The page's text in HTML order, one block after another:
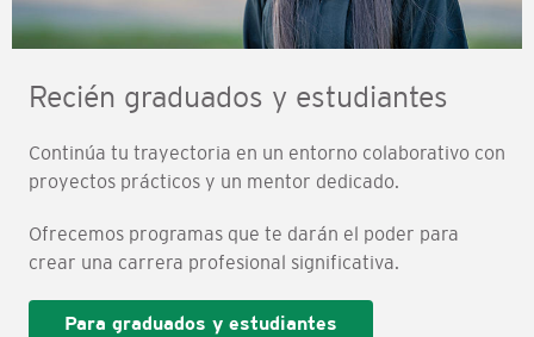
Recién graduados y estudiantes
Continúa tu trayectoria en un entorno colaborativo con
proyectos prácticos y un mentor dedicado.
Ofrecemos programas que te darán el poder para
crear una carrera profesional significativa.
Para graduados y estudiantes